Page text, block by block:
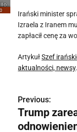
Irański minister
Izraela z Iranem
zapłacił cenę za
ArtykułSzef
aktualności, newsy.
N
a
Previous:
Trump